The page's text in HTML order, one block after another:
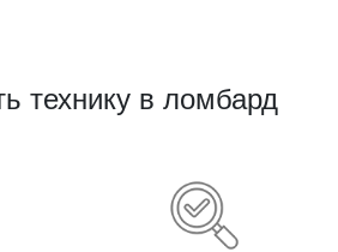
технику в ломбард